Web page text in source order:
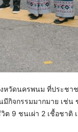
วัดนครพนม ที่ประช
กิจกรรมมากมาย เช่
9 ชนเผ่า 2 เชื้อชาติ